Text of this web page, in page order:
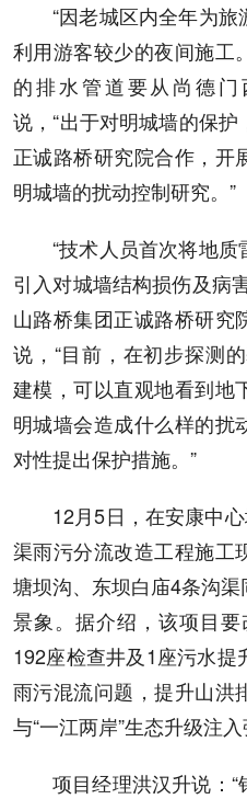
“因老城区内全年为
利用游客较少的夜间施工
的排水管道要从尚德
说，“出于对明城墙的保
正诚路桥研究院合作，开
明城墙的扰动控制研究。”
“技术人员首次将地
引入对城墙结构损伤及病
山路桥集团正诚路桥研究
说，“目前，在初步探测
建模，可以直观地看到地
明城墙会造成什么样的扰
对性提出保护措施。”
12月5日，在安康中
渠雨污分流改造工程施工
塘坝沟、东坝白庙4条沟
景象。据介绍，该项目要
192座检查井及1座污水
雨污混流问题，提升山洪
与“一江两岸”生态升级注入
项目经理洪汉升说：